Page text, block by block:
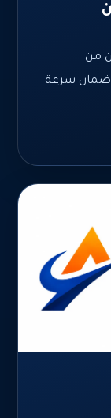
من
ضمان سرعة